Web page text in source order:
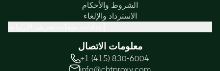
الشروط والأحكام
الاسترداد والإلغاء
معلومات الاتصال
+1 (415) 830-6004